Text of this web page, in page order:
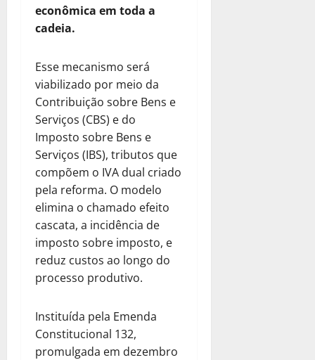
econômica em toda a
cadeia.
Esse mecanismo será
viabilizado por meio da
Contribuição sobre Bens e
Serviços (CBS) e do
Imposto sobre Bens e
Serviços (IBS), tributos que
compõem o IVA dual criado
pela reforma. O modelo
elimina o chamado efeito
cascata, a incidência de
imposto sobre imposto, e
reduz custos ao longo do
processo produtivo.
Instituída pela Emenda
Constitucional 132,
promulgada em dezembro